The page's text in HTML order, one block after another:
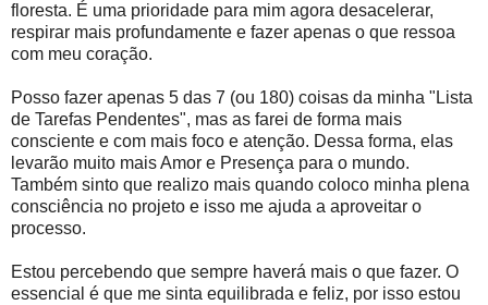
floresta. É uma prioridade para mim agora desacelerar,
respirar mais profundamente e fazer apenas o que ressoa
com meu coração.
Posso fazer apenas 5 das 7 (ou 180) coisas da minha "Lista
de Tarefas Pendentes", mas as farei de forma mais
consciente e com mais foco e atenção. Dessa forma, elas
levarão muito mais Amor e Presença para o mundo.
Também sinto que realizo mais quando coloco minha plena
consciência no projeto e isso me ajuda a aproveitar o
processo.
Estou percebendo que sempre haverá mais o que fazer. O
essencial é que me sinta equilibrada e feliz, por isso estou